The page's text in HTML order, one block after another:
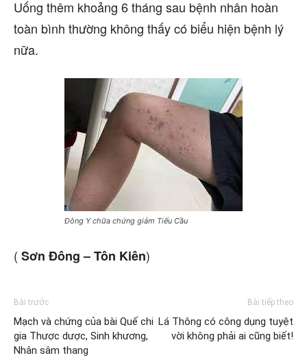
Uống thêm khoảng 6 tháng sau bệnh nhân hoàn
toàn bình thường không thấy có biểu hiện bệnh lý
nữa.
Đông Y chữa chứng giảm Tiểu Cầu
( Sơn Đông – Tôn Kiên)
Bài trước
Mạch và chứng của bài Quế chi
gia Thược dược, Sinh khương,
Nhân sâm thang
Bài tiếp theo
Lá Thông có công dụng tuyệt
vời không phải ai cũng biết!